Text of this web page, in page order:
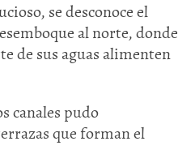
se desconoce el
al norte, donde
de sus aguas alimenten
canales pudo
que forman el